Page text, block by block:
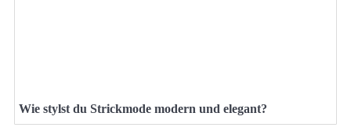
Wie stylst du Strickmode modern und elegant?